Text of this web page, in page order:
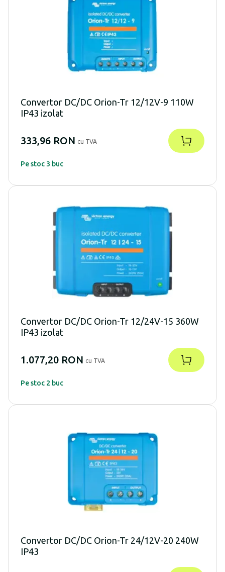
Convertor DC/DC Orion-Tr 12/12V-9 110W
IP43 izolat
333,96 RON cu TVA
Pe stoc 3 buc
Convertor DC/DC Orion-Tr 12/24V-15 360W
IP43 izolat
1.077,20 RON cu TVA
Pe stoc 2 buc
Convertor DC/DC Orion-Tr 24/12V-20 240W
IP43